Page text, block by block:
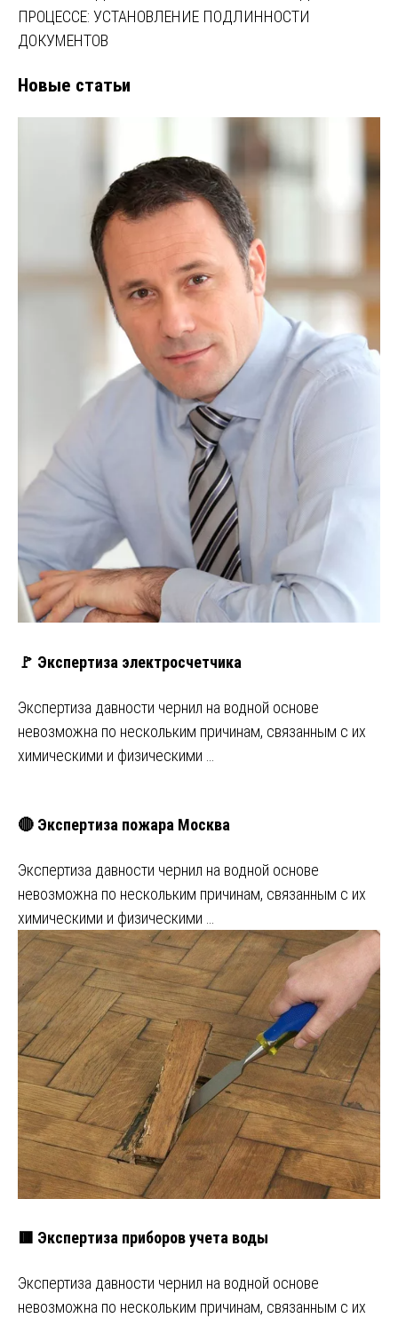
ПРОЦЕССЕ: УСТАНОВЛЕНИЕ ПОДЛИННОСТИ
ДОКУМЕНТОВ
Новые статьи
🚩 Экспертиза электросчетчика
Экспертиза давности чернил на водной основе
невозможна по нескольким причинам, связанным с их
химическими и физическими …
🔴 Экспертиза пожара Москва
Экспертиза давности чернил на водной основе
невозможна по нескольким причинам, связанным с их
химическими и физическими …
🟥 Экспертиза приборов учета воды
Экспертиза давности чернил на водной основе
невозможна по нескольким причинам, связанным с их